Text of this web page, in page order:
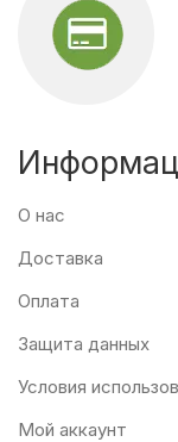
О нас
Доставка
Оплата
Защита данных
Условия
Мой аккаунт